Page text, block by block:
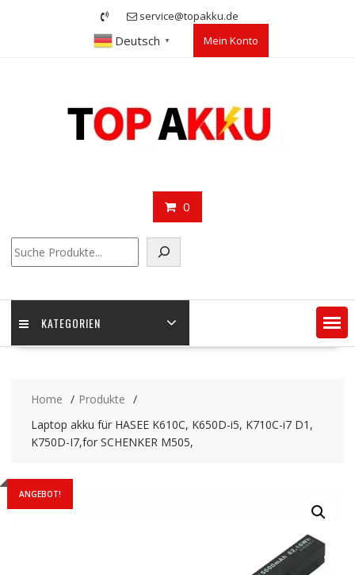
service@topakku.de
Deutsch ▼ Mein Konto
0
KATEGORIEN
Home
Produkte
Laptop akku für HASEE K610C, K650D-i5, K710C-i7 D1,
K750D-I7,for SCHENKER M505,
ANGEBOT!